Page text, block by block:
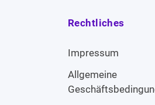
Rechtliches
Impressum
Allgemeine